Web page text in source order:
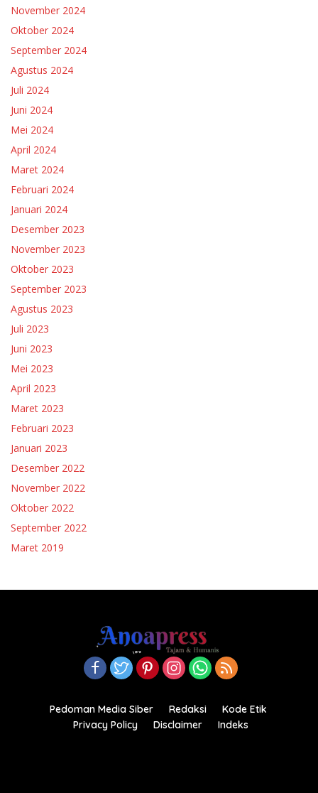
November 2024
Oktober 2024
September 2024
Agustus 2024
Juli 2024
Juni 2024
Mei 2024
April 2024
Maret 2024
Februari 2024
Januari 2024
Desember 2023
November 2023
Oktober 2023
September 2023
Agustus 2023
Juli 2023
Juni 2023
Mei 2023
April 2023
Maret 2023
Februari 2023
Januari 2023
Desember 2022
November 2022
Oktober 2022
September 2022
Maret 2019
Pedoman Media Siber Redaksi
Kode Etik
Privacy Policy
Disclaimer
Indeks